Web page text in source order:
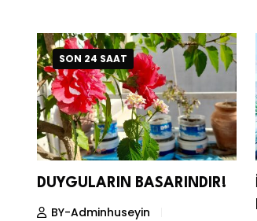
SON 24 SAAT
DUYGULARIN BASARINDIR!
BY-Adminhuseyin